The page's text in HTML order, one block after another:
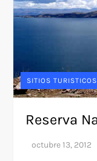
SITIOS TURISTICOS
Reserva